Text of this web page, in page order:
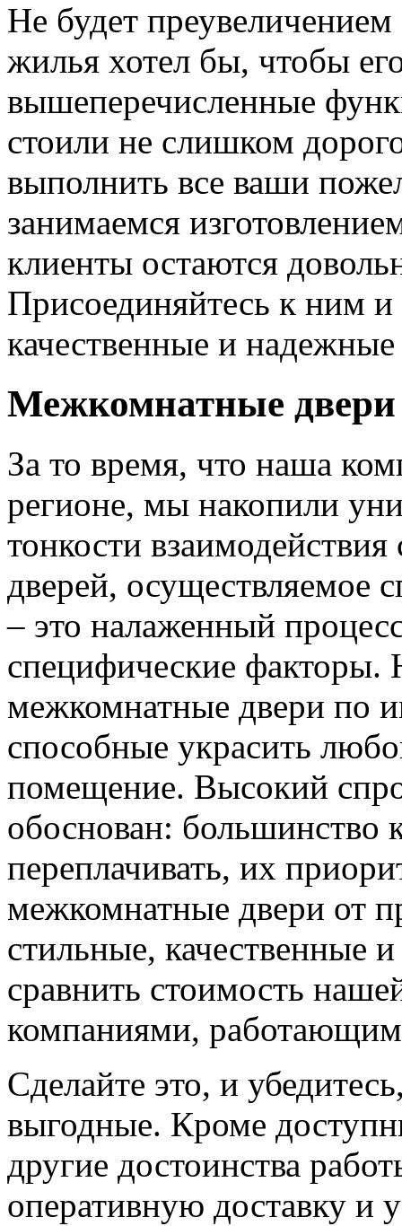
Не будет
жилья хотел бы, чтобы
вышеперечисленные
стоили не слишком
выполнить все ваши
занимаемся
клиенты остаются
Присоединяйтесь к ним
качественные и
Межкомнатные двери
За то время, что наша
регионе, мы накопили
тонкости
дверей, осуществляемое
– это налаженный
специфические
межкомнатные двери по
способные украсить
помещение. Высокий
обоснован: большинство
переплачивать, их
межкомнатные двери от
стильные, качественные
сравнить стоимость
компаниями,
Сделайте это, и
выгодные. Кроме
другие достоинства
оперативную доставку и